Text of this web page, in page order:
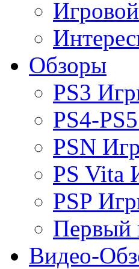
Обзоры
PS3
PS4-
PSN
PS Vita
PSP
Первый
Видео-